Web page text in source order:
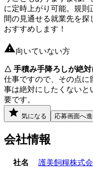
に定時上がり可能。規
間の見通せる就業先を
おすすめします！
向いていない方
△ 手積み手降ろしが絶対
仕事ですので、その点に
事は絶対にしたくないと
要です。
気になる 応募画面へ
会社情報
社名
護美飼糧株式